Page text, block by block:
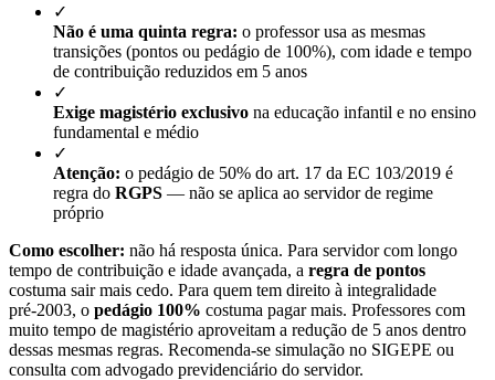
✓
Não é uma quinta regra: o professor usa as mesmas
transições (pontos ou pedágio de 100%), com idade e tempo
de contribuição reduzidos em 5 anos
✓
Exige magistério exclusivo na educação infantil e no ensino
fundamental e médio
✓
Atenção: o pedágio de 50% do art. 17 da EC 103/2019 é
regra do RGPS — não se aplica ao servidor de regime
próprio
Como escolher: não há resposta única. Para servidor com longo
tempo de contribuição e idade avançada, a regra de pontos
costuma sair mais cedo. Para quem tem direito à integralidade
pré-2003, o pedágio 100% costuma pagar mais. Professores com
muito tempo de magistério aproveitam a redução de 5 anos dentro
dessas mesmas regras. Recomenda-se simulação no SIGEPE ou
consulta com advogado previdenciário do servidor.